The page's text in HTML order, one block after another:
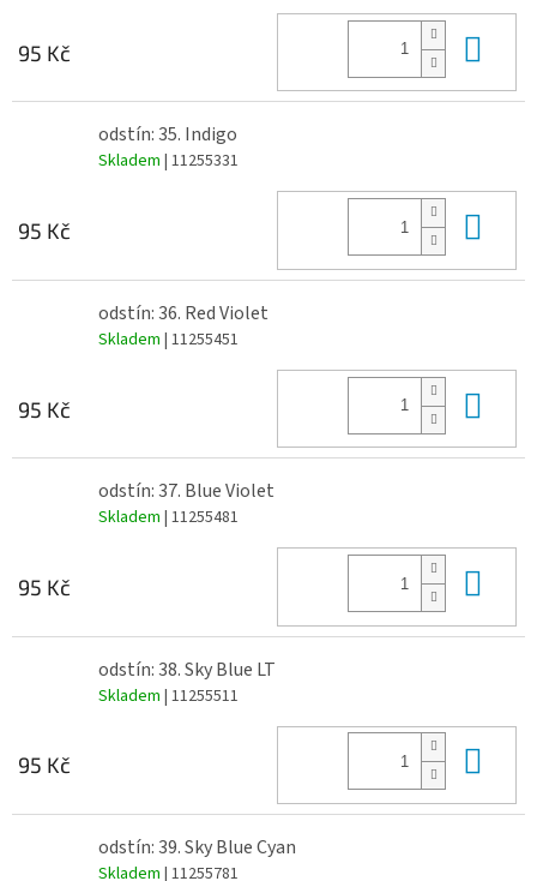
95 Kč
odstín: 35. Indigo
Skladem | 11255331
95 Kč
odstín: 36. Red Violet
Skladem | 11255451
95 Kč
odstín: 37. Blue Violet
Skladem | 11255481
95 Kč
odstín: 38. Sky Blue LT
Skladem | 11255511
95 Kč
odstín: 39. Sky Blue Cyan
Skladem | 11255781